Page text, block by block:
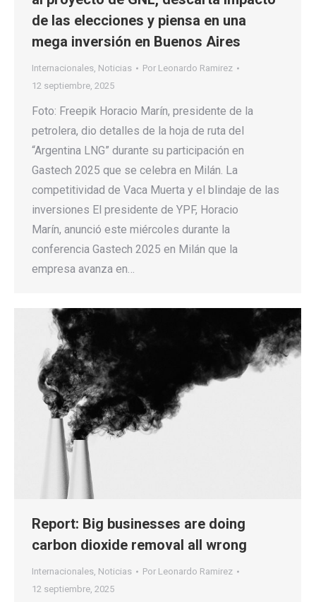
de las elecciones y piensa en una
mega inversión en Buenos Aires
Internacionales, Noticias Por Leonardo Ramirez
12 septiembre, 2025
Foto: Freepik Horacio Marín, presidente de la
petrolera, dio detalles de la hoja de ruta del
“Argentina LNG” durante su participación en
Gastech 2025 que se celebra en Milán. La
competitividad de Vaca Muerta y el blindaje de las
inversiones El presidente de YPF, Horacio
Marín, anunció este miércoles durante la
conferencia Gastech 2025 en Milán que la
empresa avanza en…
Report: Big businesses are doing
carbon dioxide removal all wrong
Internacionales, Noticias Por Leonardo Ramirez
12 septiembre, 2025